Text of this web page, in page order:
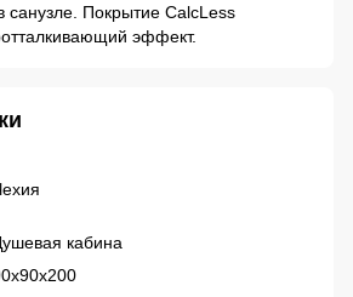
санузле. Покрытие CalcLess
эффект.
кабина